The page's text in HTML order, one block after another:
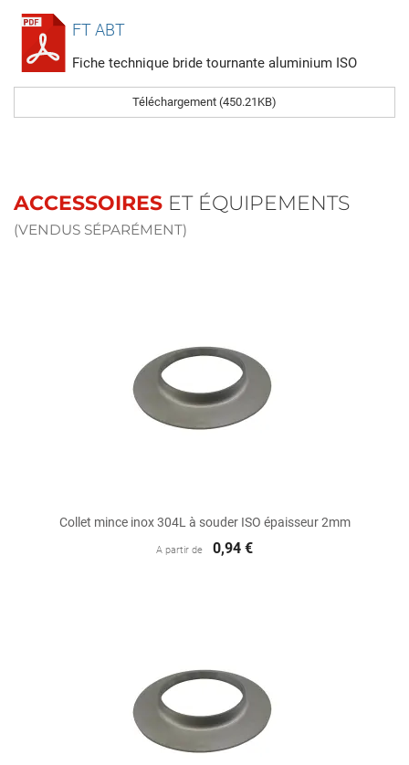
FT ABT
Fiche technique bride tournante aluminium ISO
Téléchargement (450.21KB)
ACCESSOIRES ET ÉQUIPEMENTS
(VENDUS SÉPARÉMENT)
Collet mince inox 304L à souder ISO épaisseur 2mm
A partir de 0,94 €